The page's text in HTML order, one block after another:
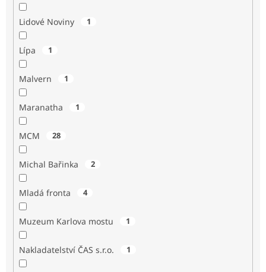
Lidové Noviny 1
Lípa 1
Malvern 1
Maranatha 1
MCM 28
Michal Bařinka 2
Mladá fronta 4
Muzeum Karlova mostu 1
Nakladatelství ČAS s.r.o. 1